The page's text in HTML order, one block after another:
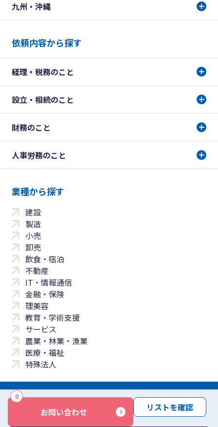
お問い合わせ
0
リストを確認
九州・沖縄
依頼内容から探す
経理・税務のこと
設立・相続のこと
財務のこと
人事労務のこと
業種から探す
建設
製造
小売
卸売
飲食・宿泊
不動産
IT・情報通信
金融・保険
理美容
教育・学術支援
サービス
農業・林業・漁業
医療・福祉
特殊法人
サイトマップ 免責事項 サービス利用規約
商標について反社会勢力に対する基本方針 お問い合わせ